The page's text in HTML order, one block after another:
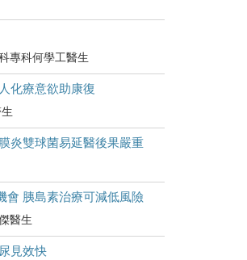
專科何學工醫生
化療意欲助康復
炎雙球菌易延醫後果嚴重
會 胰島素治療可減低風險
醫生
見效快